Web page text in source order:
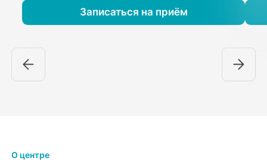
Записаться на приём
О центре